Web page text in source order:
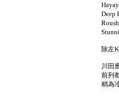
Deep
除左
川田
前列
稍為